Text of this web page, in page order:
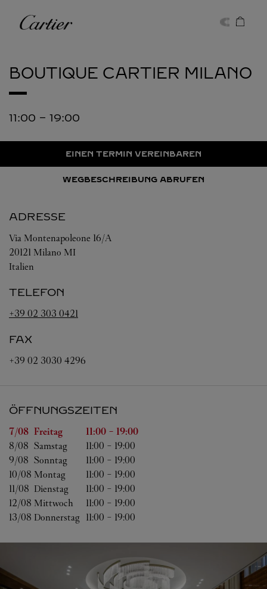
Cartier
BOUTIQUE CARTIER MILANO
11:00 - 19:00
EINEN TERMIN VEREINBAREN
WEGBESCHREIBUNG ABRUFEN
ADRESSE
Via Montenapoleone 16/A
20121 Milano MI
Italien
TELEFON
+39 02 303 0421
FAX
+39 02 3030 4296
ÖFFNUNGSZEITEN
WochentagÖffnungszeiten
7/08 Freitag 11:00 - 19:00
8/08 Samstag 11:00 - 19:00
9/08 Sonntag 11:00 - 19:00
10/08 Montag 11:00 - 19:00
11/08 Dienstag 11:00 - 19:00
12/08 Mittwoch 11:00 - 19:00
13/08 Donnerstag 11:00 - 19:00